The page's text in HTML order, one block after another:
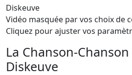
Vidéo masquée par vos choix de
Cliquez pour ajuster vos
La Chanson-
Diskeuve